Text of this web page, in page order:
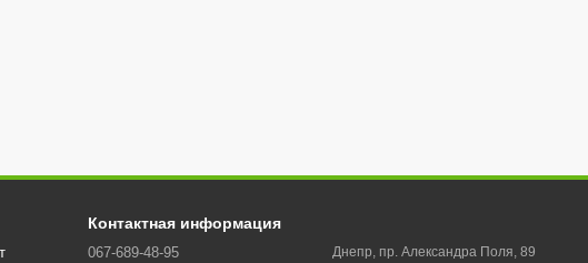
Контактная информация
067-689-48-95
Днепр, пр. Александра Поля, 89